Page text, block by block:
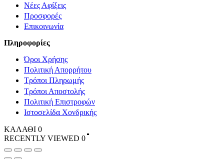
Νέες Αφίξεις
Προσφορές
Επικοινωνία
Πληροφορίες
Όροι Χρήσης
Πολιτική Απορρήτου
Τρόποι Πληρωμής
Τρόποι Αποστολής
Πολιτική Επιστροφών
Ιστοσελίδα Χονδρικής
ΚΑΛΑΘΙ 0
RECENTLY VIEWED 0